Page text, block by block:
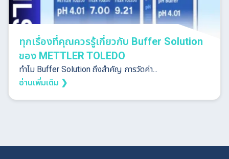
ทุกเรื่องที่คุณควรรู้เกี่ยวกับ Buffer Solution
ของ METTLER TOLEDO
ทำไม Buffer Solution ถึงสำคัญ การวัดค่า...
อ่านเพิ่มเติม ❯